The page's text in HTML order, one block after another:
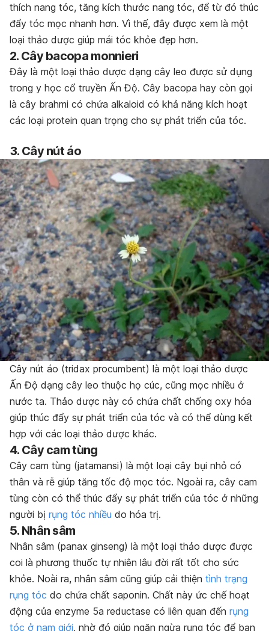
thích nang tóc, tăng kích thước nang tóc, để từ đó thúc
đẩy tóc mọc nhanh hơn. Vì thế, đây được xem là một
loại thảo dược giúp mái tóc khỏe đẹp hơn.
2. Cây bacopa monnieri
Đây là một loại thảo dược dạng cây leo được sử dụng
trong y học cổ truyền Ấn Độ. Cây bacopa hay còn gọi
là cây brahmi có chứa alkaloid có khả năng kích hoạt
các loại protein quan trọng cho sự phát triển của tóc.
3. Cây nút áo
Cây nút áo (tridax procumbent) là một loại thảo dược
Ấn Độ dạng cây leo thuộc họ cúc, cũng mọc nhiều ở
nước ta. Thảo dược này có chứa chất chống oxy hóa
giúp thúc đẩy sự phát triển của tóc và có thể dùng kết
hợp với các loại thảo dược khác.
4. Cây cam tùng
Cây cam tùng (jatamansi) là một loại cây bụi nhỏ có
thân và rễ giúp tăng tốc độ mọc tóc. Ngoài ra, cây cam
tùng còn có thể thúc đẩy sự phát triển của tóc ở những
người bị rụng tóc nhiều do hóa trị.
5. Nhân sâm
Nhân sâm (panax ginseng) là một loại thảo dược được
coi là phương thuốc tự nhiên lâu đời rất tốt cho sức
khỏe. Noài ra, nhân sâm cũng giúp cải thiện tình trạng
rụng tóc do chứa chất saponin. Chất này ức chế hoạt
động của enzyme 5a reductase có liên quan đến rụng
tóc ở nam giới, nhờ đó giúp ngăn ngừa rụng tóc để bạn